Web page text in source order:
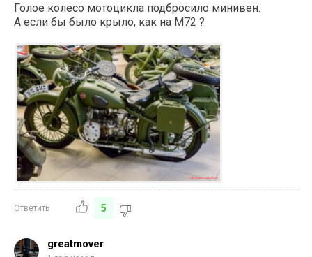
Голое колесо мотоцикла подбросило минивен.
А если бы было крыло, как на М72 ?
Ответить 5
greatmover